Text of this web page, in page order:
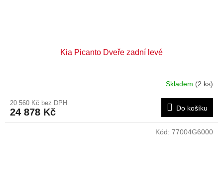
Kia Picanto Dveře zadní levé
Skladem (2 ks)
20 560 Kč bez DPH
24 878 Kč Do košíku
Kód: 77004G6000